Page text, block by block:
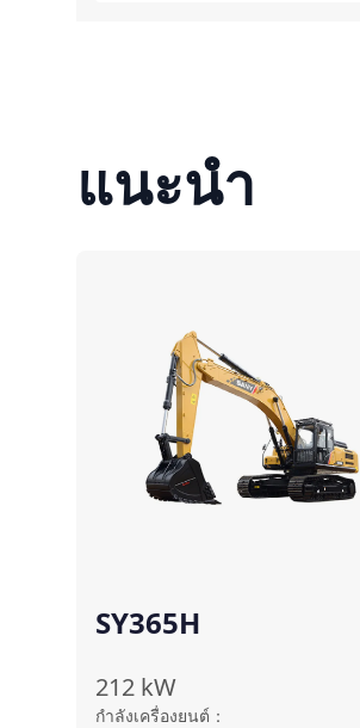
แนะนำ
SY365H
212 kW
กำลังเครื่องยนต์ ：